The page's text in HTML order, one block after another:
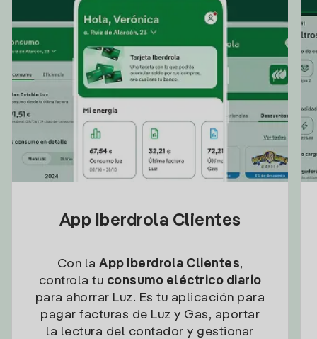
App Iberdrola Clientes
Con la App Iberdrola Clientes,
controla tu consumo eléctrico diario
para ahorrar Luz. Es tu aplicación para
pagar facturas de Luz y Gas, aportar
la lectura del contador y gestionar